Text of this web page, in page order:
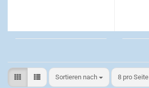
Sortieren nach
Sortieren nach 8 pro Seite
pro Seite